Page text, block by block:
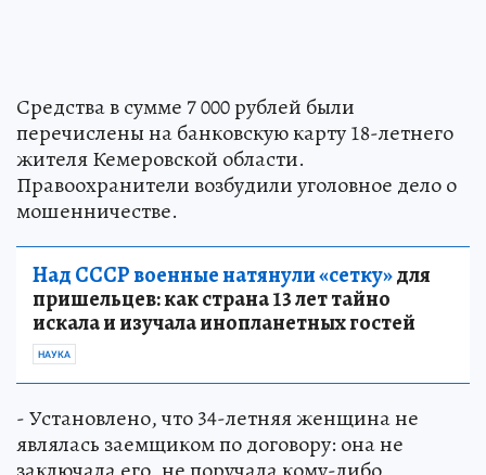
Средства в сумме 7 000 рублей были
перечислены на банковскую карту 18-летнего
жителя Кемеровской области.
Правоохранители возбудили уголовное дело о
мошенничестве.
Над СССР военные натянули «сетку»для
пришельцев: как страна 13 лет тайно
искала и изучала инопланетных гостей
НАУКА
- Установлено, что 34-летняя женщина не
являлась заемщиком по договору: она не